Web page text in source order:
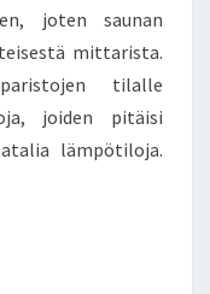
joten saunan
mittarista.
tilalle
joiden pitäisi
lämpötiloja.
MORE